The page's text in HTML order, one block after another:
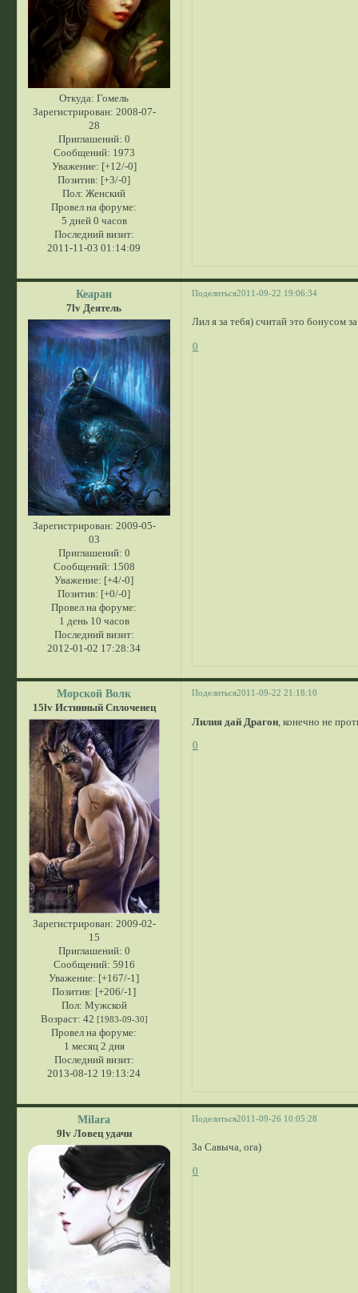
Откуда: Гомель
Зарегистрирован: 2008-07-
28
Приглашений: 0
Сообщений: 1973
Уважение: [+12/-0]
Позитив: [+3/-0]
Пол: Женский
Провел на форуме:
5 дней 0 часов
Последний визит:
2011-11-03 01:14:09
Поделиться2011-09-22 19:06:34
Кеаран
7lv Деятель
Зарегистрирован: 2009-05-
03
Приглашений: 0
Сообщений: 1508
Уважение: [+4/-0]
Позитив: [+0/-0]
Провел на форуме:
1 день 10 часов
Последний визит:
2012-01-02 17:28:34
Лил я за тебя) считай это бонусом
0
Поделиться2011-09-22 21:18:10
Морской Волк
15lv Истинный Сплоченец
Зарегистрирован: 2009-02-
15
Приглашений: 0
Сообщений: 5916
Уважение: [+167/-1]
Позитив: [+206/-1]
Пол: Мужской
Возраст: 42 [1983-09-30]
Провел на форуме:
1 месяц 2 дня
Последний визит:
2013-08-12 19:13:24
Лилия дай Драгон, конечно не
0
Поделиться2011-09-26 10:05:28
Milara
9lv Ловец удачи
За Савыча, ога)
0